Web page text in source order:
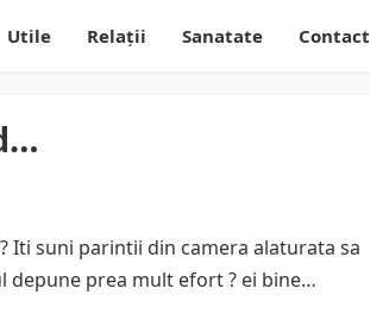
Utile Relații Sanatate Contact
Iti suni parintii din camera alaturata sa
depune prea mult efort ? ei bine…